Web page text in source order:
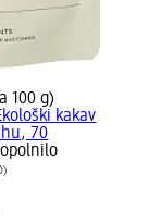
100 g)
kakav
70